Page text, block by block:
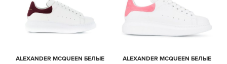
ALEXANDER MCQUEEN БЕЛЫЕ
ALEXANDER MCQUEEN БЕЛЫЕ